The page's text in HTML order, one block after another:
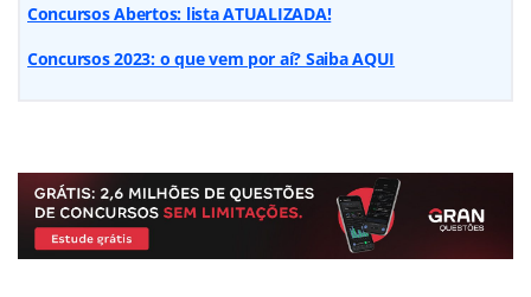
Concursos Abertos: lista ATUALIZADA!
Concursos 2023: o que vem por aí? Saiba AQUI